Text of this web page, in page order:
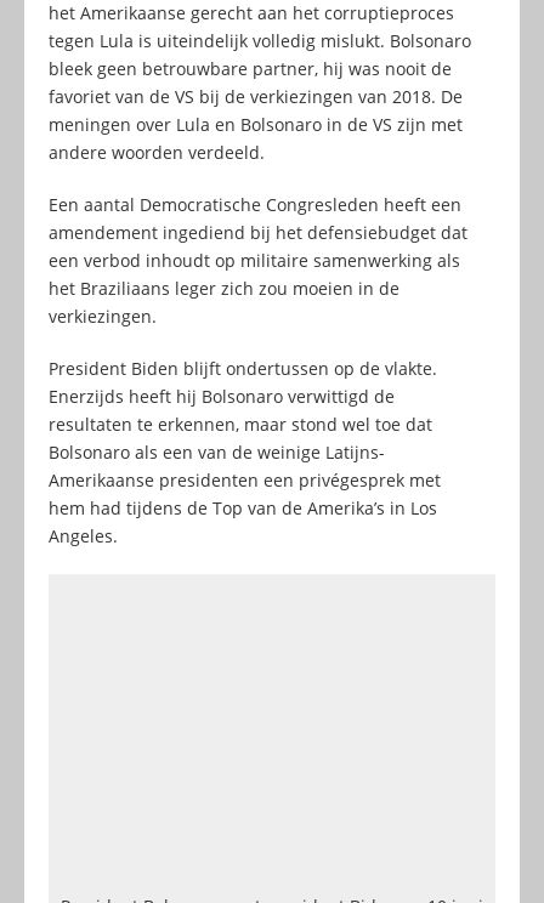
het Amerikaanse gerecht aan het corruptieproces
tegen Lula is uiteindelijk volledig mislukt. Bolsonaro
bleek geen betrouwbare partner, hij was nooit de
favoriet van de VS bij de verkiezingen van 2018. De
meningen over Lula en Bolsonaro in de VS zijn met
andere woorden verdeeld.
Een aantal Democratische Congresleden heeft een
amendement ingediend bij het defensiebudget dat
een verbod inhoudt op militaire samenwerking als
het Braziliaans leger zich zou moeien in de
verkiezingen.
President Biden blijft ondertussen op de vlakte.
Enerzijds heeft hij Bolsonaro verwittigd de
resultaten te erkennen, maar stond wel toe dat
Bolsonaro als een van de weinige Latijns-
Amerikaanse presidenten een privégesprek met
hem had tijdens de Top van de Amerika’s in Los
Angeles.